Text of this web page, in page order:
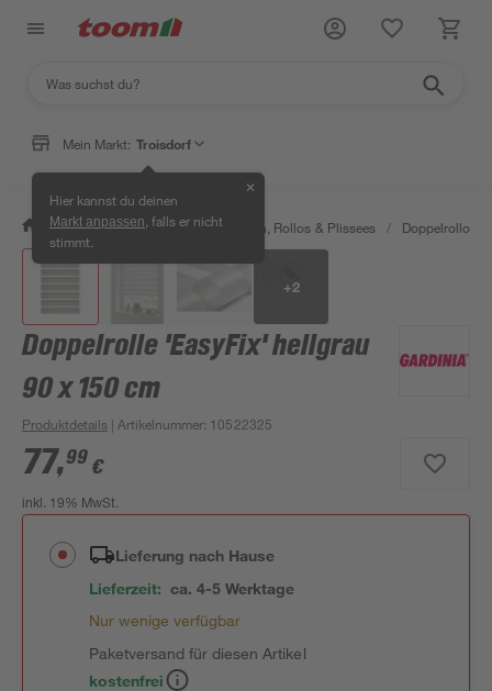
Mein Markt: Troisdorf
Hier kannst du deinen
Markt anpassen , falls er nicht
stimmt.
✕
/ Wohnen & Haushalt / Jalousien, Rollos & Plissees / Doppelrollos
+2
Doppelrolle 'EasyFix' hellgrau
90 x 150 cm
Produktdetails | Artikelnummer: 10522325
77,99 €
inkl. 19% MwSt.
Lieferung nach Hause
Lieferzeit: ca. 4-5 Werktage
Nur wenige verfügbar
Paketversand für diesen Artikel
kostenfrei